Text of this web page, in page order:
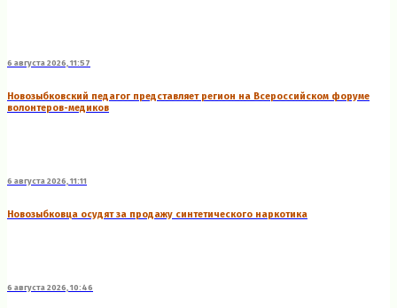
6 августа 2026, 11:57
Новозыбковский педагог представляет регион на Всероссийском форуме
волонтеров-медиков
6 августа 2026, 11:11
Новозыбковца осудят за продажу синтетического наркотика
6 августа 2026, 10:46